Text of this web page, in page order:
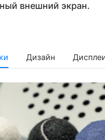
внешний экран.
Дизайн